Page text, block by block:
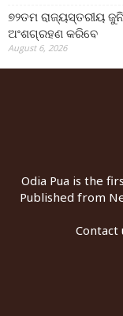
୭୨ତମ ରାଜ୍ୟସ୍ତରୀୟ
ଅଂଶଗ୍ରହଣ କରିବେ
August 6, 2026
Odia Pua is the
Published from
Contact